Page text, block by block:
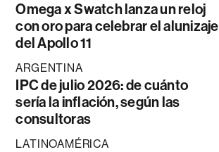
Omega x Swatch lanza un reloj
con oro para celebrar el alunizaje
del Apollo 11
ARGENTINA
IPC de julio 2026: de cuánto
sería la inflación, según las
consultoras
LATINOAMÉRICA